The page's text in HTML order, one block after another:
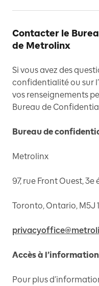
Contacter le
de Metrolinx
Si vous avez des
confidentialité ou sur
vos renseignements
Bureau de
Bureau de
Metrolinx
97, rue Front Ouest, 3e
Toronto, Ontario, M5J
Accès à l’information
Pour plus